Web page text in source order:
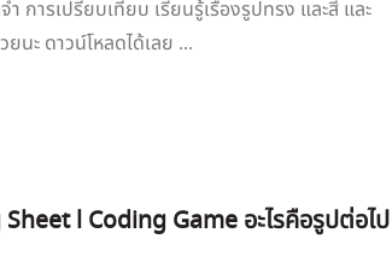
การเปรียบเทียบ เรียนรู้เรื่องรูปทรง และสี และ
นะ ดาวน์โหลดได้เลย ...
l Coding Game อะไรคือรูปต่อไป